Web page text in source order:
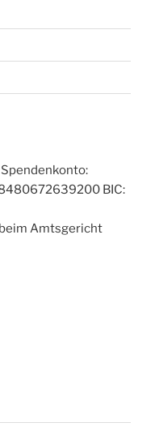
BIC:
Amtsgericht